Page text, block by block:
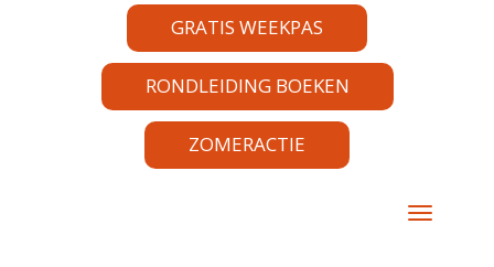
GRATIS WEEKPAS
RONDLEIDING BOEKEN
ZOMERACTIE
TOGGLE